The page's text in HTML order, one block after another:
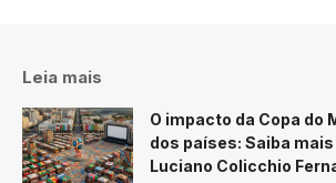
Leia mais
O impacto da Copa do
dos países: Saiba
Luciano Colicchio